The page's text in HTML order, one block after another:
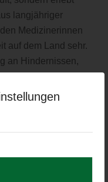
langjähriger
Medizinerinnen
auf dem Land sehr.
an Hindernissen,
„Landärztin
dabei, ihren